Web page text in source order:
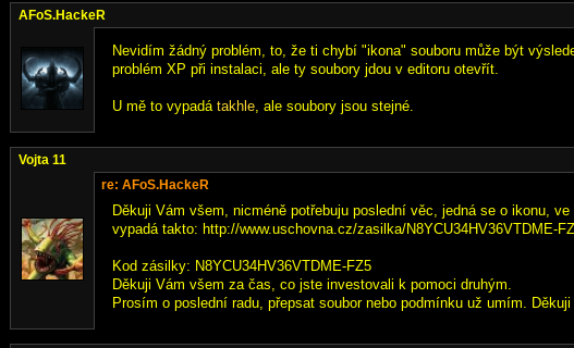
AFoS.HackeR
Nevidím žádný problém, to, že ti chybí "ikona" souboru může být
problém XP při instalaci, ale ty soubory jdou v editoru otevřít.
U mě to vypadá takhle, ale soubory jsou stejné.
Vojta 11
re: AFoS.HackeR
Děkuji Vám všem, nicméně potřebuju poslední věc, jedná se o ikonu,
vypadá takto: http://www.uschovna.cz/zasilka/N8YCU34HV36VTDME-
Kod zásilky: N8YCU34HV36VTDME-FZ5
Děkuji Vám všem za čas, co jste investovali k pomoci druhým.
Prosím o poslední radu, přepsat soubor nebo podmínku už umím. Děkuji